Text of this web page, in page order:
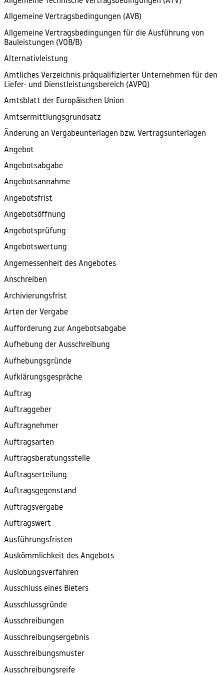
Allgemeine Vertragsbedingungen (AVB)
Allgemeine Vertragsbedingungen für die Ausführung von
Bauleistungen (VOB/B)
Alternativleistung
Amtliches Verzeichnis präqualifizierter Unternehmen für den
Liefer- und Dienstleistungsbereich (AVPQ)
Amtsblatt der Europäischen Union
Amtsermittlungsgrundsatz
Änderung an Vergabeunterlagen bzw. Vertragsunterlagen
Angebot
Angebotsabgabe
Angebotsannahme
Angebotsfrist
Angebotsöffnung
Angebotsprüfung
Angebotswertung
Angemessenheit des Angebotes
Anschreiben
Archivierungsfrist
Arten der Vergabe
Aufforderung zur Angebotsabgabe
Aufhebung der Ausschreibung
Aufhebungsgründe
Aufklärungsgespräche
Auftrag
Auftraggeber
Auftragnehmer
Auftragsarten
Auftragsberatungsstelle
Auftragserteilung
Auftragsgegenstand
Auftragsvergabe
Auftragswert
Ausführungsfristen
Auskömmlichkeit des Angebots
Auslobungsverfahren
Ausschluss eines Bieters
Ausschlussgründe
Ausschreibungen
Ausschreibungsergebnis
Ausschreibungsmuster
Ausschreibungsreife